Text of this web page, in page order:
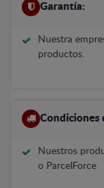
Garantía:
Nuestra
productos.
Condiciones
Nuestros
o ParcelForce